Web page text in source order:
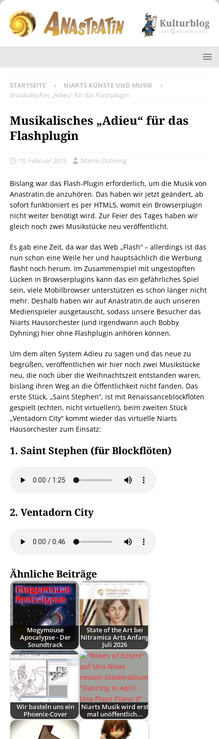
STARTSEITE
NIARTS KÜNSTE UND MUSIK
Musikalisches „Adieu“ für das Flashplugin
Musikalisches „Adieu“ für das
Flashplugin
18. Februar 2015 Martin Dühning
Bislang war das Flash-Plugin erforderlich, um die Musik von
Anastratin.de anzuhören. Das haben wir jetzt geändert, ab
sofort funktioniert es per HTML5, womit ein Browserplugin
nicht weiter benötigt wird. Zur Feier des Tages haben wir
gleich noch zwei Musikstücke neu veröffentlicht.
Es gab eine Zeit, da war das Web „Flash“ – allerdings ist das
nun schon eine Weile her und hauptsächlich die Werbung
flasht noch herum. Im Zusammenspiel mit ungestopften
Lücken in Browserplugins kann das ein gefährliches Spiel
sein, viele Mobilbrowser unterstützen es schon länger nicht
mehr. Deshalb haben wir auf Anastratin.de auch unseren
Medienspieler ausgetauscht, sodass unsere Besucher das
Niarts Hausorchester (und irgendwann auch Bobby
Dyhning) hier ohne Flashplugin anhören können.
Um dem alten System Adieu zu sagen und das neue zu
begrüßen, veröffentlichen wir hier noch zwei Musikstücke
neu, die noch über die Weihnachtszeit entstanden waren,
bislang ihren Weg an die Öffentlichkeit nicht fanden. Das
erste Stück, „Saint Stephen“, ist mit Renaissanceblockflöten
gespielt (echten, nicht virtuellen!), beim zweiten Stück
„Ventadorn City“ kommt wieder das virtuelle Niarts
Hausorchester zum Einsatz:
1. Saint Stephen (für Blockflöten)
2. Ventadorn City
Ähnliche Beiträge
Mogymouse
Apocalypse - Der
Soundtrack
State of the Art bei
Nitramica Arts Anfang
Juli 2026
Wir basteln uns ein
Phoenix-Cover
Niarts Musik wird erst
mal unöffentlich...